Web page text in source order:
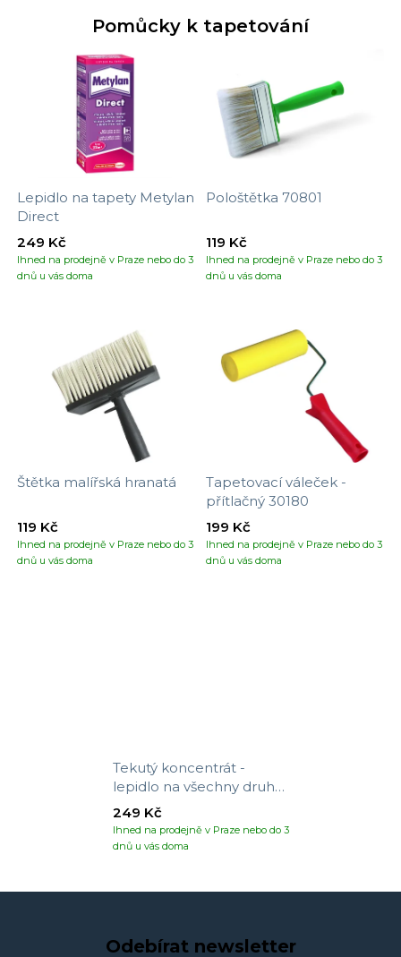
Pomůcky k tapetování
Lepidlo na tapety Metylan
Direct
Ihned na prodejně v Praze nebo do 3
dnů u vás doma
249 Kč
Pološtětka 70801
Ihned na prodejně v Praze nebo do 3
dnů u vás doma
119 Kč
Štětka malířská hranatá
Ihned na prodejně v Praze nebo do 3
dnů u vás doma
119 Kč
Tapetovací váleček -
přítlačný 30180
Ihned na prodejně v Praze nebo do 3
dnů u vás doma
199 Kč
Tekutý koncentrát -
lepidlo na všechny druhy
tapet
Ihned na prodejně v Praze nebo do 3
dnů u vás doma
249 Kč
Odebírat newsletter